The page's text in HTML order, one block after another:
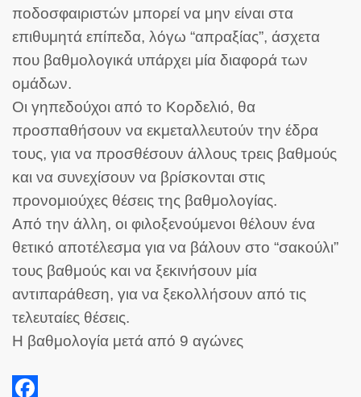
ποδοσφαιριστών μπορεί να μην είναι στα
επιθυμητά επίπεδα, λόγω “απραξίας”, άσχετα
που βαθμολογικά υπάρχει μία διαφορά των
ομάδων.
Οι γηπεδούχοι από το Κορδελιό, θα
προσπαθήσουν να εκμεταλλευτούν την έδρα
τους, για να προσθέσουν άλλους τρεις βαθμούς
και να συνεχίσουν να βρίσκονται στις
προνομιούχες θέσεις της βαθμολογίας.
Από την άλλη, οι φιλοξενούμενοι θέλουν ένα
θετικό αποτέλεσμα για να βάλουν στο “σακούλι”
τους βαθμούς και να ξεκινήσουν μία
αντιπαράθεση, για να ξεκολλήσουν από τις
τελευταίες θέσεις.
Η βαθμολογία μετά από 9 αγώνες